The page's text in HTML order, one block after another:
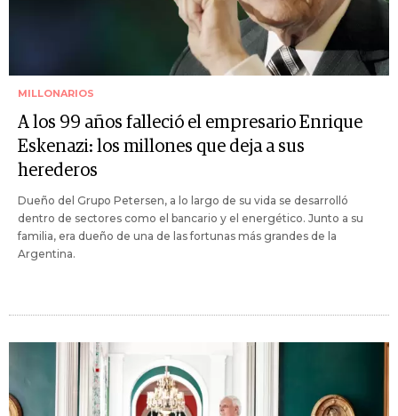
MILLONARIOS
A los 99 años falleció el empresario Enrique
Eskenazi: los millones que deja a sus
herederos
Dueño del Grupo Petersen, a lo largo de su vida se desarrolló
dentro de sectores como el bancario y el energético. Junto a su
familia, era dueño de una de las fortunas más grandes de la
Argentina.